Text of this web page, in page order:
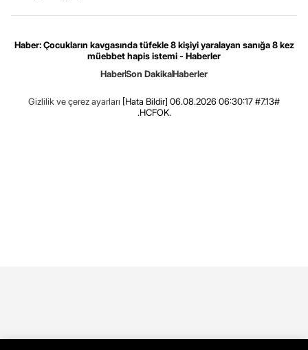
Haber: Çocukların kavgasında tüfekle 8 kişiyi yaralayan sanığa 8 kez
müebbet hapis istemi - Haberler
HaberSon DakikaHaberler
Gizlilik ve çerez ayarları [Hata Bildir] 06.08.2026 06:30:17 #7.13#
.HCFOK.